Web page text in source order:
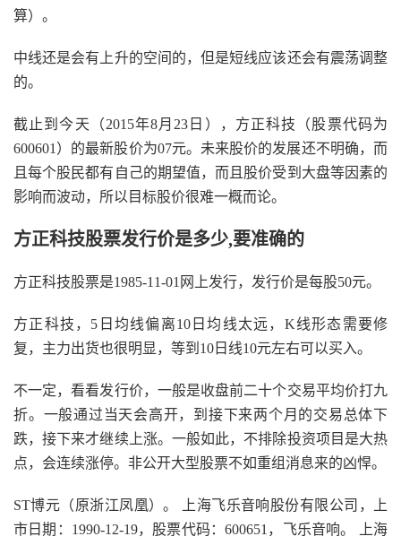
算）。
中线还是会有上升的空间的，但是短线应该还会有震荡调整
的。
截止到今天（2015年8月23日），方正科技（股票代码为
600601）的最新股价为07元。未来股价的发展还不明确，而
且每个股民都有自己的期望值，而且股价受到大盘等因素的
影响而波动，所以目标股价很难一概而论。
方正科技股票发行价是多少,要准确的
方正科技股票是1985-11-01网上发行，发行价是每股50元。
方正科技，5日均线偏离10日均线太远，K线形态需要修
复，主力出货也很明显，等到10日线10元左右可以买入。
不一定，看看发行价，一般是收盘前二十个交易平均价打九
折。一般通过当天会高开，到接下来两个月的交易总体下
跌，接下来才继续上涨。一般如此，不排除投资项目是大热
点，会连续涨停。非公开大型股票不如重组消息来的凶悍。
ST博元（原浙江凤凰）。 上海飞乐音响股份有限公司，上
市日期：1990-12-19，股票代码：600651，飞乐音响。 上海